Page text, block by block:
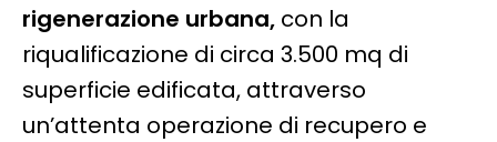
rigenerazione urbana, con la
riqualificazione di circa 3.500 mq di
superficie edificata, attraverso
un’attenta operazione di recupero e